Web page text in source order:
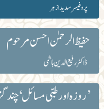
پروفیسر سدید ازہر
حفیظ الرحمٰن احسن مرحوم
ڈاکٹر رفیع الدین ہاشمی
’روزہ اور طبی مسائل‘